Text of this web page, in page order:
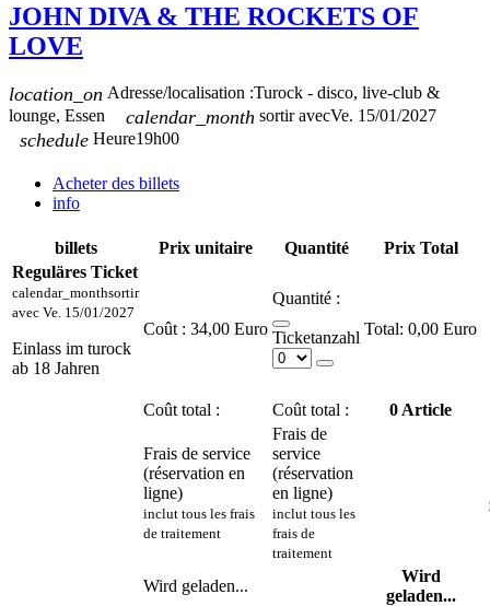
JOHN DIVA & THE ROCKETS OF
LOVE
location_on Adresse/localisation :Turock - disco, live-club &
lounge, Essen
calendar_month sortir avecVe. 15/01/2027
schedule Heure19h00
Acheter des billets
info
billets Prix unitaire Quantité
Prix Total
Reguläres Ticket
calendar_monthsortir
avec Ve. 15/01/2027
Einlass im turock
ab 18 Jahren
Coût : 34,00 Euro
Quantité :
Ticketanzahl 0,00 Euro
Coût total : Coût total : 0 Article
Frais de service
(réservation en
ligne)
inclut tous les frais
de traitement
Frais de
service
(réservation
en ligne)
inclut tous les
frais de
traitement
Wird geladen...
Wird
geladen...